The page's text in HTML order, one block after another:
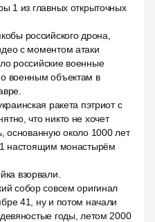
1 из главных открыточных
российского дрона,
с моментом атаки
российские военные
военным объектам в
ракета пэтриот с
что никто не хочет
основанную около 1000 лет
1 настоящим монастырём
взорвали.
собор совсем оригинал
41, ну и потом начали
годы, летом 2000